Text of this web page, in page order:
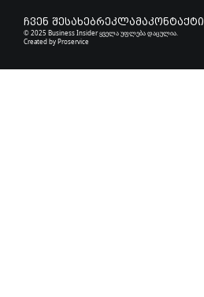
ჩვენ შესახებრეკლამაკონტაქტი
© 2025 Business Insider ყველა უფლება დაცულია.
Created byProservice